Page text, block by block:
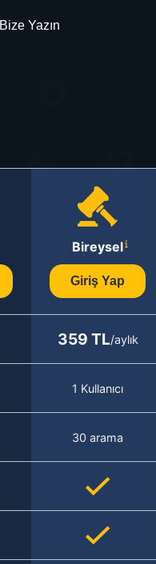
Bize Yazın
Bireysel
Giriş Yap
359 TL/aylık
1 Kullanıcı
30 arama